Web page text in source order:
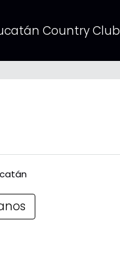
Country Club